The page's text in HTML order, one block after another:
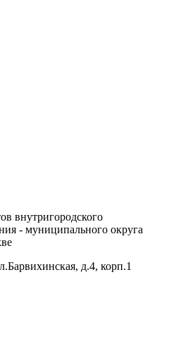
внутригородского
- муниципального округа
д.4, корп.1